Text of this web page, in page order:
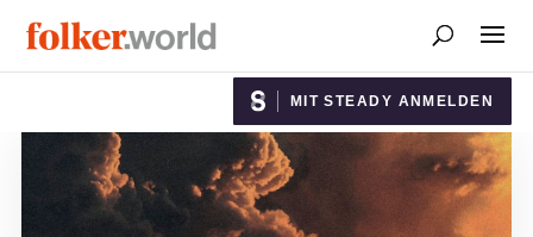
MIT STEADY ANMELDEN